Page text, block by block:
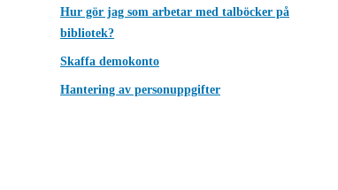
Hur gör jag som arbetar med talböcker på
bibliotek?
Skaffa demokonto
Hantering av personuppgifter